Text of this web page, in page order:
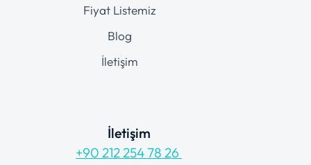
Fiyat Listemiz
Blog
İletişim
İletişim
+90 212 254 78 26